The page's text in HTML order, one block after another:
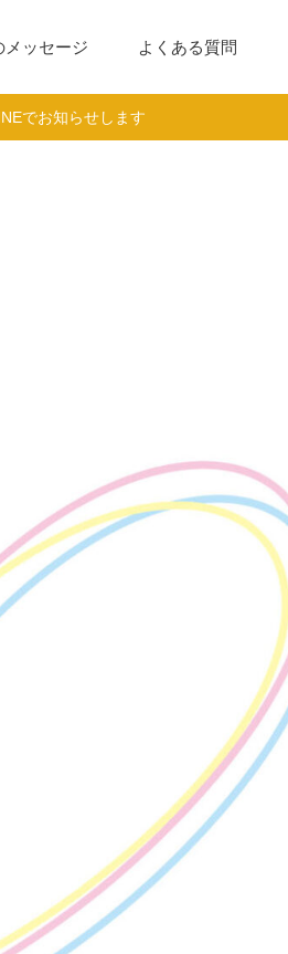
メッセージ よくある質問
でお知らせします